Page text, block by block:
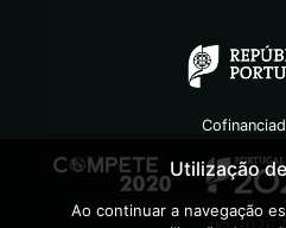
Utilização
Ao continuar a navegação